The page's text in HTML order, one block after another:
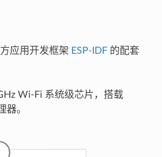
应用开发框架 ESP-IDF的配套
Wi-Fi 系统级芯片，搭载
器。